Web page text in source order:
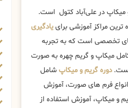
میکاپ در علی‌آباد کتول است.
مراکز آموزشی براییادگیری
تخصصی است که به تجربه
کامل میکاپ و گریم چهره به صورت
است.دوره گریم و میکاپشامل
فرم های صورت، آموزش
و میکاپ، آموزش استفاده از